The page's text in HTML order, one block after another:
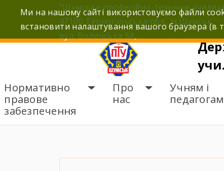
“Шумське професійно-технічне
47100 Тернопільська обл., м.Шумськ,
вул. Волинська 8А,
Нормативно
правове
забезпечення
Про
нас
Учням і
педагогам
Ми на нашому сайті використовуємо файли
встановити налаштування вашого браузера (в